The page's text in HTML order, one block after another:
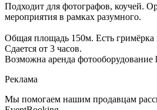
Подходит для фотографов, коучей.
мероприятия в рамках разумного.
Общая площадь 150м. Есть гримёрка
Сдается от 3 часов.
Возможна аренда фотооборудование
Реклама
Мы помогаем нашим продавцам